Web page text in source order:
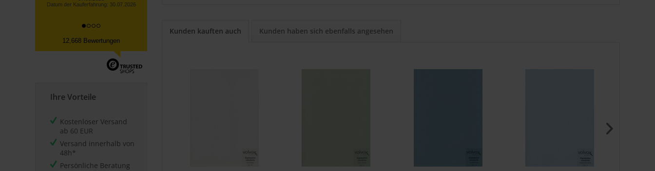
12,668 Bewertungen
Ihre Vorteile
Kostenloser Versand
ab 60 EUR
Versand innerhalb von
48h*
Persönliche Beratung
Kunden kauften auch Kunden haben sich ebenfalls angesehen